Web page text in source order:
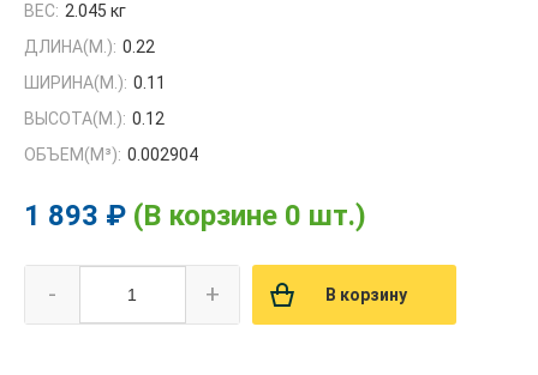
ВЕС: 2.045 кг
ДЛИНА(М.): 0.22
ШИРИНА(М.): 0.11
ВЫСОТА(М.): 0.12
ОБЪЕМ(M³): 0.002904
1 893 ₽ (В корзине 0 шт.)
- + В корзину